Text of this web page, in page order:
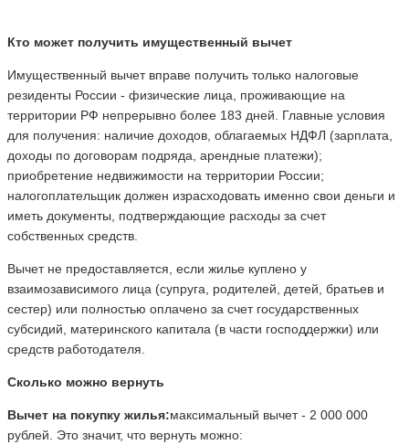
Кто может получить имущественный вычет
Имущественный вычет вправе получить только налоговые
резиденты России - физические лица, проживающие на
территории РФ непрерывно более 183 дней. Главные условия
для получения: наличие доходов, облагаемых НДФЛ (зарплата,
доходы по договорам подряда, арендные платежи);
приобретение недвижимости на территории России;
налогоплательщик должен израсходовать именно свои деньги и
иметь документы, подтверждающие расходы за счет
собственных средств.
Вычет не предоставляется, если жилье куплено у
взаимозависимого лица (супруга, родителей, детей, братьев и
сестер) или полностью оплачено за счет государственных
субсидий, материнского капитала (в части господдержки) или
средств работодателя.
Сколько можно вернуть
Вычет на покупку жилья:максимальный вычет - 2 000 000
рублей. Это значит, что вернуть можно: